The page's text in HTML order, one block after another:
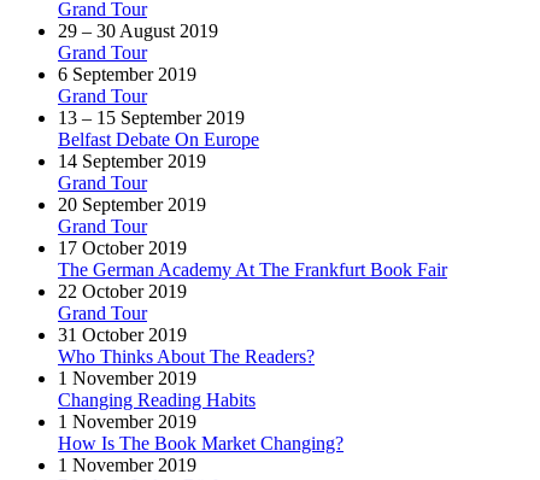
Grand Tour
29 – 30 August 2019
Grand Tour
6 September 2019
Grand Tour
13 – 15 September 2019
Belfast Debate On Europe
14 September 2019
Grand Tour
20 September 2019
Grand Tour
17 October 2019
The German Academy At The Frankfurt Book Fair
22 October 2019
Grand Tour
31 October 2019
Who Thinks About The Readers?
1 November 2019
Changing Reading Habits
1 November 2019
How Is The Book Market Changing?
1 November 2019